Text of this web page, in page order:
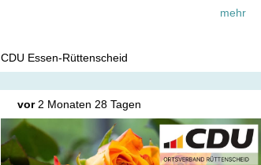
effizienter organisiert und vorhandene Möglichkeiten
beim Bauen und entlasten Bürgerinnen und Bürger
🏫📚 Schulstandorte realisieren: Mit mehreren
Antragsinitiativen treiben wir die Schulentwicklung in
Essen konsequent voran. In Kupferdreh schaffen wir
die Voraussetzungen für eine neue Gesamtschule.
Für die UNESCO-Schule entwickeln wir ein Konzept
mehr
CDU Essen-Rüttenscheid
vor2 Monaten 28 Tagen